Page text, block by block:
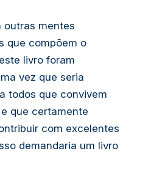
outras mentes
que compõem o
livro foram
vez que seria
todos que convivem
que certamente
com excelentes
demandaria um livro